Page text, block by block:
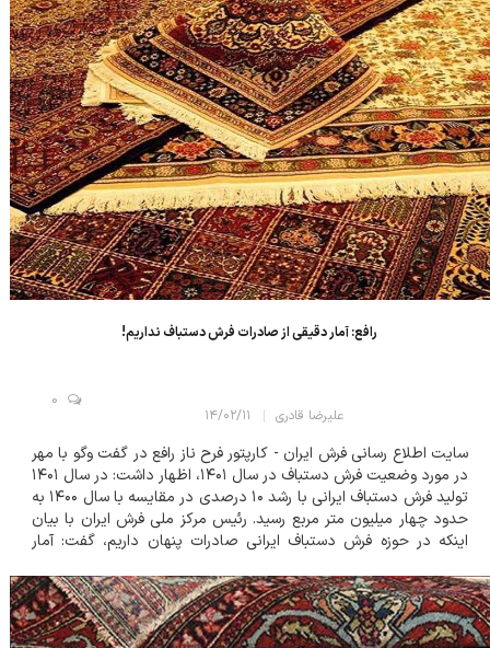
رافع: آمار دقیقی از صادرات فرش دستباف نداریم!
علیرضا قادری ۱۴/۰۲/۱۱
0
سایت اطلاع رسانی فرش ایران - کارپتور فرح ناز رافع در گفت وگو با مهر
در مورد وضعیت فرش دستباف در سال ۱۴۰۱، اظهار داشت: در سال ۱۴۰۱
تولید فرش دستباف ایرانی با رشد ۱۰ درصدی در مقایسه با سال ۱۴۰۰ به
حدود چهار میلیون متر مربع رسید. رئیس مرکز ملی فرش ایران با بیان
اینکه در حوزه فرش دستباف ایرانی صادرات پنهان داریم، گفت: آمار
گذشته به دلیل...